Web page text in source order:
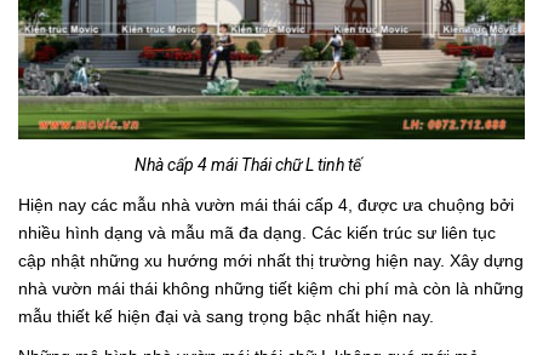
Nhà cấp 4 mái Thái chữ L tinh tế
Hiện nay các mẫu nhà vườn mái thái cấp 4, được ưa chuộng bởi
nhiều hình dạng và mẫu mã đa dạng. Các kiến trúc sư liên tục
cập nhật những xu hướng mới nhất thị trường hiện nay. Xây dựng
nhà vườn mái thái không những tiết kiệm chi phí mà còn là những
mẫu thiết kế hiện đại và sang trọng bậc nhất hiện nay.